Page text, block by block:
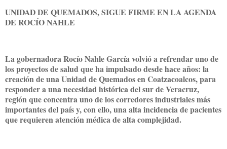
UNIDAD DE QUEMADOS, SIGUE FIRME EN LA AGENDA
DE ROCÍO NAHLE
La gobernadora Rocío Nahle García volvió a refrendar uno de
los proyectos de salud que ha impulsado desde hace años: la
creación de una Unidad de Quemados en Coatzacoalcos, para
responder a una necesidad histórica del sur de Veracruz,
región que concentra uno de los corredores industriales más
importantes del país y, con ello, una alta incidencia de pacientes
que requieren atención médica de alta complejidad.